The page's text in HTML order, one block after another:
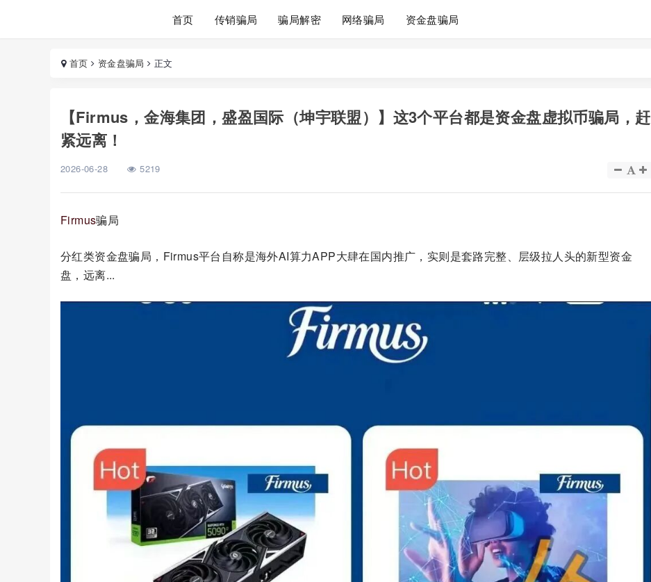
首页 传销骗局 骗局解密 网络骗局 资金盘骗局
首页 资金盘骗局 正文
【Firmus，金海集团，盛盈国际（坤宇联盟）】这3个平台都是资金盘虚拟币骗局，赶
紧远离！
2026-06-28 5219
Firmus骗局
分红类资金盘骗局，Firmus平台自称是海外AI算力APP大肆在国内推广，实则是套路完整、层级拉人头的新型资金
盘，远离...